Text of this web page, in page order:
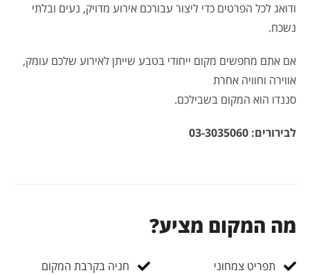
ודואג לכל הפרטים כדי ליצור עבורכם אירוע מדויק, נעים ובלתי
נשכח.
אם אתם מחפשים מקום ייחודי בטבע שייתן לאירוע שלכם עומק,
אווירה וחוויה אחרת
סננדו הוא המקום בשבילכם.
לבירורים: 03-3035060
מה המקום מציע?
תפריט צמחוני חניה בקרבת המקום